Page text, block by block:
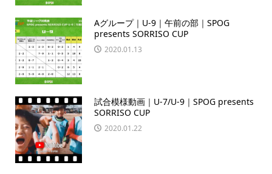
Aグループ｜U-9｜午前の部｜SPOG
presents SORRISO CUP
2020.01.13
試合模様動画｜U-7/U-9｜SPOG presents
SORRISO CUP
2020.01.22